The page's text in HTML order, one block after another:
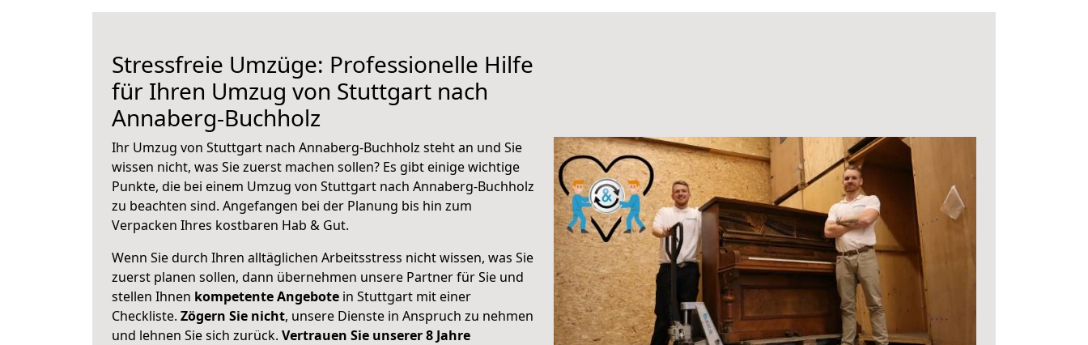
Stressfreie Umzüge: Professionelle Hilfe
für Ihren Umzug von Stuttgart nach
Annaberg-Buchholz
Ihr Umzug von Stuttgart nach Annaberg-Buchholz steht an und Sie
wissen nicht, was Sie zuerst machen sollen? Es gibt einige wichtige
Punkte, die bei einem Umzug von Stuttgart nach Annaberg-Buchholz
zu beachten sind. Angefangen bei der Planung bis hin zum
Verpacken Ihres kostbaren Hab & Gut.
Wenn Sie durch Ihren alltäglichen Arbeitsstress nicht wissen, was Sie
zuerst planen sollen, dann übernehmen unsere Partner für Sie und
stellen Ihnen kompetente Angebote in Stuttgart mit einer
Checkliste. Zögern Sie nicht, unsere Dienste in Anspruch zu nehmen
und lehnen Sie sich zurück. Vertrauen Sie unserer 8 Jahre